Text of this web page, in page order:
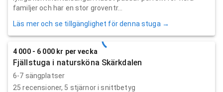
familjer och har en stor groventr...
Läs mer och se tillgänglighet för denna stuga →
4 000 - 6 000 kr per vecka
Fjällstuga i natursköna Skärkdalen
6-7 sängplatser
25 recensioner, 5 stjärnor i snittbetyg